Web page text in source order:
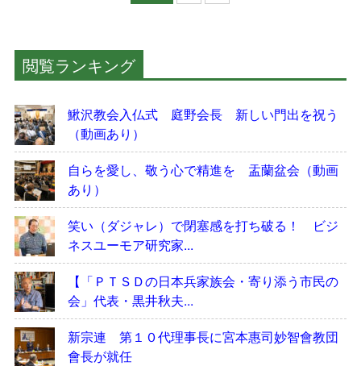
閲覧ランキング
鰍沢教会入仏式 庭野会長 新しい門出を祝う
（動画あり）
自らを愛し、敬う心で精進を 盂蘭盆会（動画
あり）
笑い（ダジャレ）で閉塞感を打ち破る！ ビジ
ネスユーモア研究家...
【「ＰＴＳＤの日本兵家族会・寄り添う市民の
会」代表・黒井秋夫...
新宗連 第１０代理事長に宮本惠司妙智會教団
會長が就任